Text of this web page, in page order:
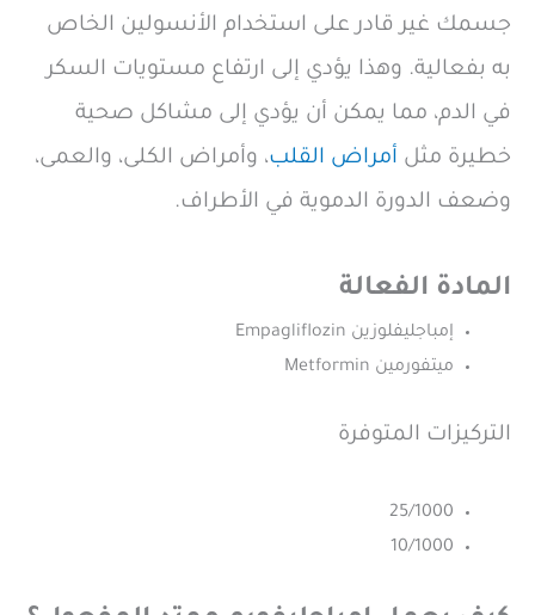
جسمك غير قادر على استخدام الأنسولين الخاص
به بفعالية. وهذا يؤدي إلى ارتفاع مستويات السكر
في الدم، مما يمكن أن يؤدي إلى مشاكل صحية
خطيرة مثل أمراض القلب، وأمراض الكلى، والعمى،
وضعف الدورة الدموية في الأطراف.
المادة الفعالة
إمباجليفلوزين Empagliflozin
ميتفورمين Metformin
التركيزات المتوفرة
25/1000
10/1000